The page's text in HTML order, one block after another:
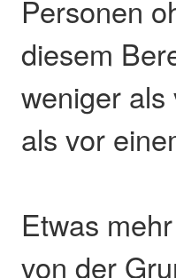
Personen
diesem
weniger
als vor
Etwas
von der